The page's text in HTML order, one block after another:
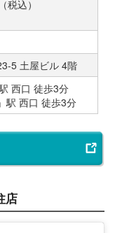
税込）
5 土屋ビル 4階
西口 徒歩3分
駅 西口 徒歩3分
店